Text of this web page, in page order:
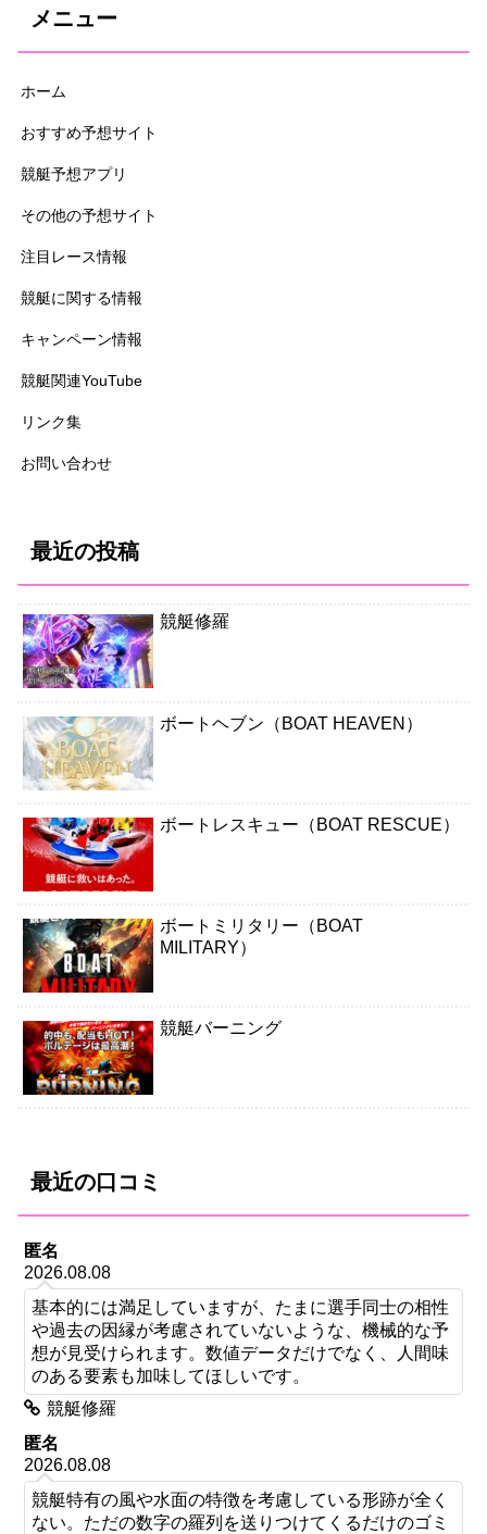
メニュー
ホーム
おすすめ予想サイト
競艇予想アプリ
その他の予想サイト
注目レース情報
競艇に関する情報
キャンペーン情報
競艇関連YouTube
リンク集
お問い合わせ
最近の投稿
競艇修羅
ボートヘブン（BOAT HEAVEN）
ボートレスキュー（BOAT RESCUE）
ボートミリタリー（BOAT
MILITARY）
競艇バーニング
最近の口コミ
匿名
2026.08.08
基本的には満足していますが、たまに選手同士の相性
や過去の因縁が考慮されていないような、機械的な予
想が見受けられます。数値データだけでなく、人間味
のある要素も加味してほしいです。
競艇修羅
匿名
2026.08.08
競艇特有の風や水面の特徴を考慮している形跡が全く
ない。ただの数字の羅列を送りつけてくるだけのゴミ